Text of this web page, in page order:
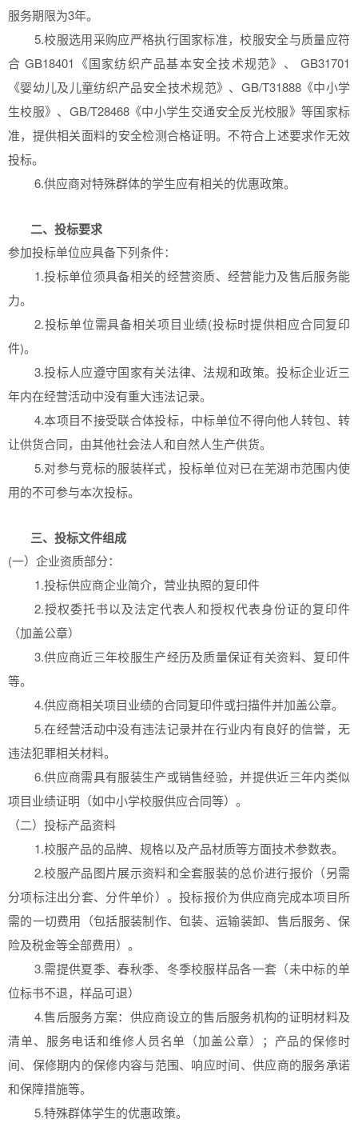
服务期限为3年。
5.校服选用采购应严格执行国家标准，校服安全与质量应符
合 GB18401《国家纺织产品基本安全技术规范》、 GB31701
《婴幼儿及儿童纺织产品安全技术规范》、GB/T31888《中小学
生校服》、GB/T28468《中小学生交通安全反光校服》等国家标
准，提供相关面料的安全检测合格证明。不符合上述要求作无效
投标。
6.供应商对特殊群体的学生应有相关的优惠政策。
二、投标要求
参加投标单位应具备下列条件：
1.投标单位须具备相关的经营资质、经营能力及售后服务能
力。
2.投标单位需具备相关项目业绩(投标时提供相应合同复印
件)。
3.投标人应遵守国家有关法律、法规和政策。投标企业近三
年内在经营活动中没有重大违法记录。
4.本项目不接受联合体投标，中标单位不得向他人转包、转
让供货合同，由其他社会法人和自然人生产供货。
5.对参与竞标的服装样式，投标单位对已在芜湖市范围内使
用的不可参与本次投标。
三、投标文件组成
(一）企业资质部分：
1.投标供应商企业简介，营业执照的复印件
2.授权委托书以及法定代表人和授权代表身份证的复印件
（加盖公章）
3.供应商近三年校服生产经历及质量保证有关资料、复印件
等。
4.供应商相关项目业绩的合同复印件或扫描件并加盖公章。
5.在经营活动中没有违法记录并在行业内有良好的信誉，无
违法犯罪相关材料。
6.供应商需具有服装生产或销售经验，并提供近三年内类似
项目业绩证明（如中小学校服供应合同等）。
（二）投标产品资料
1.校服产品的品牌、规格以及产品材质等方面技术参数表。
2.校服产品图片展示资料和全套服装的总价进行报价（另需
分项标注出分套、分件单价）。投标报价为供应商完成本项目所
需的一切费用（包括服装制作、包装、运输装卸、售后服务、保
险及税金等全部费用）。
3.需提供夏季、春秋季、冬季校服样品各一套（未中标的单
位标书不退，样品可退）
4.售后服务方案：供应商设立的售后服务机构的证明材料及
清单、服务电话和维修人员名单（加盖公章）；产品的保修时
间、保修期内的保修内容与范围、响应时间、供应商的服务承诺
和保障措施等。
5.特殊群体学生的优惠政策。